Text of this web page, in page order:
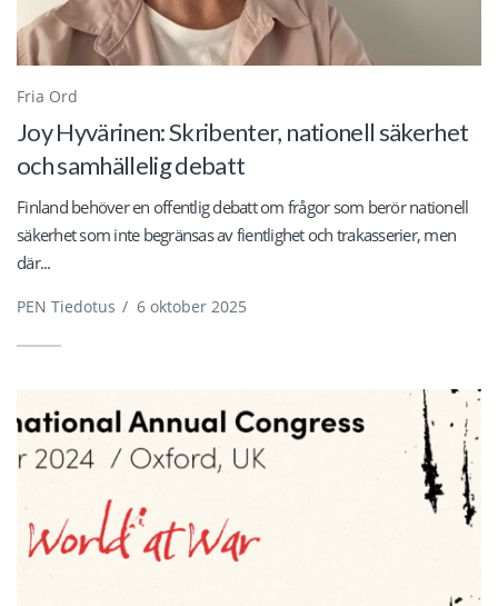
Fria Ord
Joy Hyvärinen: Skribenter, nationell säkerhet
och samhällelig debatt
Finland behöver en offentlig debatt om frågor som berör nationell
säkerhet som inte begränsas av fientlighet och trakasserier, men
där...
PEN Tiedotus / 6 oktober 2025